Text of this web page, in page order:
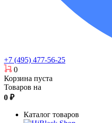
+7 (495) 477-56-25
0
Корзина пуста
Товаров на
0 ₽
Каталог товаров